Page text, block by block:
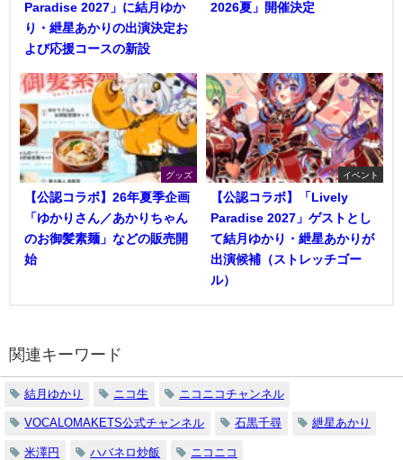
Paradise 2027」に結月ゆか
り・紲星あかりの出演決定お
よび応援コースの新設
2026夏」開催決定
グッズ
【公認コラボ】26年夏季企画
「ゆかりさん／あかりちゃん
のお御髪素麺」などの販売開
始
イベント
【公認コラボ】「Lively
Paradise 2027」ゲストとし
て結月ゆかり・紲星あかりが
出演候補（ストレッチゴー
ル）
関連キーワード
結月ゆかり ニコ生 ニコニコチャンネル
VOCALOMAKETS公式チャンネル 石黒千尋 紲星あかり
米澤円 ハバネロ炒飯 ニコニコ